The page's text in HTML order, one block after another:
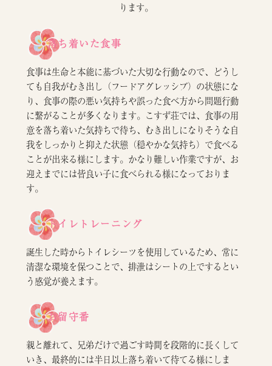
ります。
落ち着いた食事
食事は生命と本能に基づいた大切な行動なので、どうし
ても自我がむき出し（フードアグレッシブ）の状態にな
り、食事の際の悪い気持ちや誤った食べ方から問題行動
に繋がることが多くなります。こすず荘では、食事の用
意を落ち着いた気持ちで待ち、むき出しになりそうな自
我をしっかりと抑えた状態（穏やかな気持ち）で食べる
ことが出来る様にします。かなり難しい作業ですが、お
迎えまでには皆良い子に食べられる様になっておりま
す。
トイレトレーニング
誕生した時からトイレシーツを使用しているため、常に
清潔な環境を保つことで、排泄はシートの上でするとい
う感覚が養えます。
お留守番
親と離れて、兄弟だけで過ごす時間を段階的に長くして
いき、最終的には半日以上落ち着いて待てる様にしま